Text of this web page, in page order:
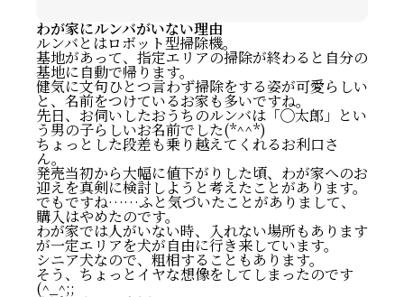
わが家にルンバがいない理由
ルンバとはロボット型掃除機。
基地があって、指定エリアの掃除が終わると自分の
基地に自動で帰ります。
健気に文句ひとつ言わず掃除をする姿が可愛らしい
と、名前をつけているお家も多いですね。
先日、お伺いしたおうちのルンバは「◯太郎」とい
う男の子らしいお名前でした(*^^*)
ちょっとした段差も乗り越えてくれるお利口さ
ん。
発売当初から大幅に値下がりした頃、わが家へのお
迎えを真剣に検討しようと考えたことがあります。
でもですね……ふと気づいたことがありまして、
購入はやめたのです。
わが家では人がいない時、入れない場所もあります
が一定エリアを犬が自由に行き来しています。
シニア犬なので、粗相することもあります。
そう、ちょっとイヤな想像をしてしまったのです
(^_^;;